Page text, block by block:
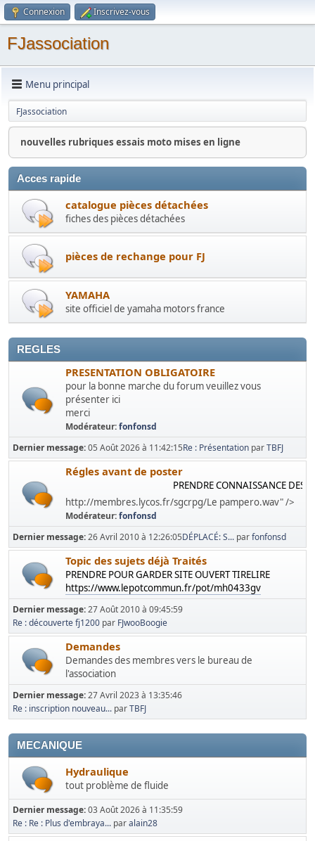
Connexion Inscrivez-vous
FJassociation
Menu principal
FJassociation
nouvelles rubriques essais moto mises en ligne
Acces rapide
catalogue pièces détachées
fiches des pièces détachées
pièces de rechange pour FJ
YAMAHA
site officiel de yamaha motors france
REGLES
PRESENTATION OBLIGATOIRE
pour la bonne marche du forum veuillez vous
présenter ici
merci
Modérateur:fonfonsd
Dernier message:05 Août 2026 à 11:42:15Re : Présentation parTBFJ
Régles avant de poster
PRENDRE CONNAISSANCE DES
http://membres.lycos.fr/sgcrpg/Le pampero.wav" />
Modérateur:fonfonsd
Dernier message:26 Avril 2010 à 12:26:05DÉPLACÉ: S... parfonfonsd
Topic des sujets déjà Traités
PRENDRE POUR GARDER SITE OUVERT TIRELIRE
https://www.lepotcommun.fr/pot/mh0433gv
Dernier message:27 Août 2010 à 09:45:59
Re : découverte fj1200 par FJwooBoogie
Demandes
Demandes des membres vers le bureau de
l'association
Dernier message:27 Avril 2023 à 13:35:46
Re : inscription nouveau... parTBFJ
MECANIQUE
Hydraulique
tout problème de fluide
Dernier message:03 Août 2026 à 11:35:59
Re : Re : Plus d'embraya... paralain28